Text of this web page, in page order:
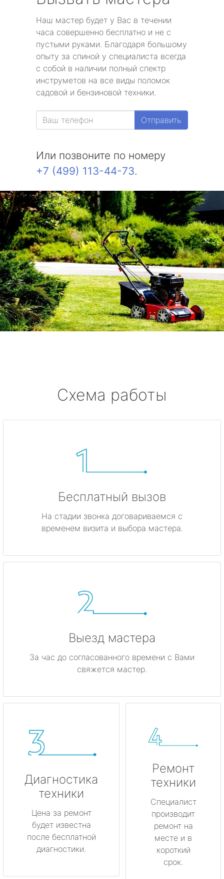
Наш мастер будет у Вас в течении
часа совершенно бесплатно и не с
пустыми руками. Благодаря большому
опыту за спиной у специалиста всегда
с собой в наличии полный спектр
инструметов на все виды поломок
садовой и бензиновой техники.
Отправить
Или позвоните по номеру
+7 (499) 113-44-73.
Схема работы
Бесплатный вызов
На стадии звонка договариваемся с
временем визита и выбора мастера.
Выезд мастера
За час до согласованного времени с Вами
свяжется мастер.
Диагностика
техники
Цена за ремонт
будет известна
после бесплатной
диагностики.
Ремонт
техники
Специалист
производит
ремонт на
месте и в
короткий
срок.